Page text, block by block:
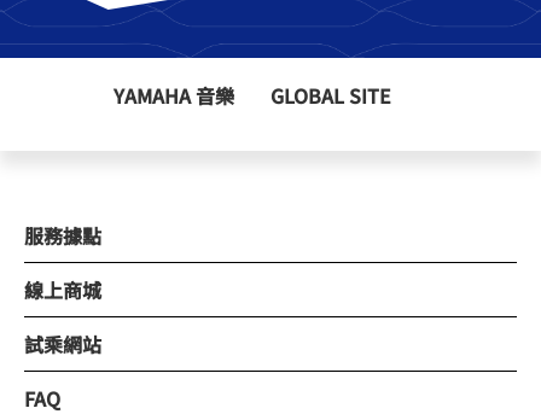
YAMAHA 音樂 GLOBAL SITE
服務據點
線上商城
試乘網站
FAQ